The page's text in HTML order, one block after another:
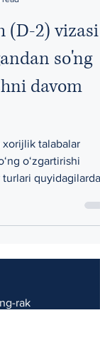
(D-2) vizasi
so'ng
davom
talabalar
oʻzgartirishi
rak